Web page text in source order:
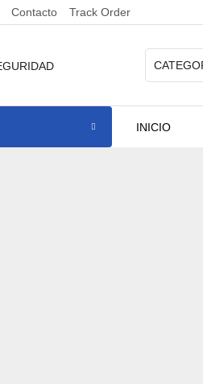
Contacto Track Order
INICIO